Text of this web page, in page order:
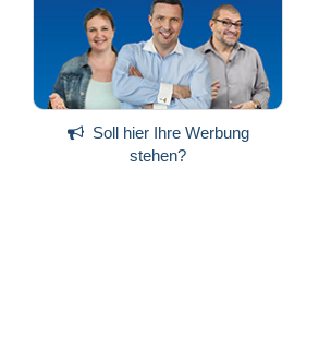
Soll hier Ihre Werbung
stehen?